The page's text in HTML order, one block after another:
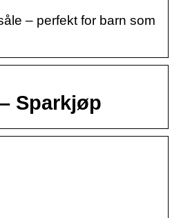
– perfekt for barn som
Sparkjøp